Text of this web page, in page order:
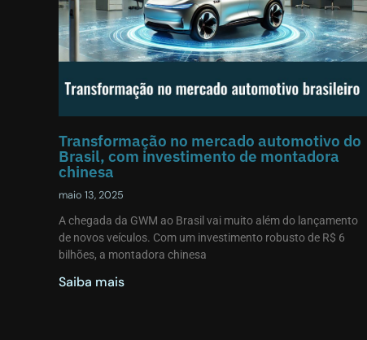
Transformação no mercado automotivo do
Brasil, com investimento de montadora
chinesa
maio 13, 2025
A chegada da GWM ao Brasil vai muito além do lançamento
de novos veículos. Com um investimento robusto de R$ 6
bilhões, a montadora chinesa
Saiba mais